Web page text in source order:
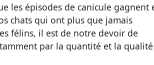
les épisodes de canicule gagnent
chats qui ont plus que jamais
félins, il est de notre devoir de
par la quantité et la qualité